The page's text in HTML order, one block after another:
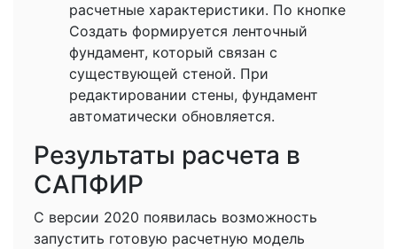
расчетные характеристики. По кнопке
Создать формируется ленточный
фундамент, который связан с
существующей стеной. При
редактировании стены, фундамент
автоматически обновляется.
Результаты расчета в
САПФИР
С версии 2020 появилась возможность
запустить готовую расчетную модель